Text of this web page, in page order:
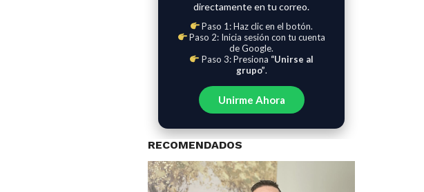
directamente en tu correo.
Paso 1: Haz clic en el botón.
Paso 2: Inicia sesión con tu cuenta
de Google.
Paso 3: Presiona “Unirse al
grupo”.
Unirme Ahora
RECOMENDADOS